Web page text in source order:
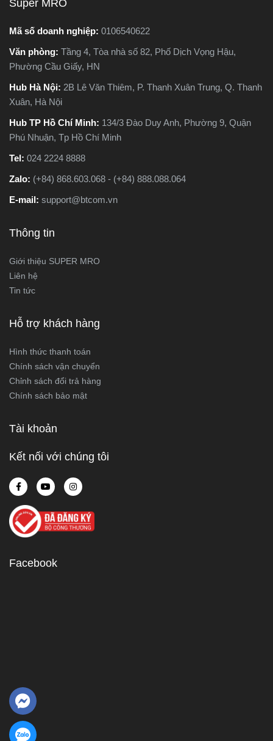
Super MRO
Mã số doanh nghiệp: 0106540622
Văn phòng: Tầng 4, Tòa nhà số 82, Phố Dịch Vọng Hậu,
Phường Cầu Giấy, HN
Hub Hà Nội: 2B Lê Văn Thiêm, P. Thanh Xuân Trung, Q. Thanh
Xuân, Hà Nội
Hub TP Hồ Chí Minh: 134/3 Đào Duy Anh, Phường 9, Quận
Phú Nhuận, Tp Hồ Chí Minh
Tel: 024 2224 8888
Zalo: (+84) 868.603.068 - (+84) 888.088.064
E-mail: support@btcom.vn
Thông tin
Giới thiệu SUPER MRO
Liên hệ
Tin tức
Hỗ trợ khách hàng
Hình thức thanh toán
Chính sách vận chuyển
Chỉnh sách đổi trả hàng
Chính sách bảo mật
Tài khoản
Kết nối với chúng tôi
Facebook